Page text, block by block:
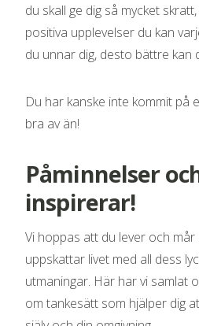
du skall ge dig så mycket
positiva upplevelser du kan
du unnar dig, desto bättre kan
Du har kanske inte kommit på
bra av än!
Påminnelser
inspirerar!
Vi hoppas att du lever och
uppskattar livet med all dess
utmaningar. Här har vi samlat
om tankesätt som hjälper dig